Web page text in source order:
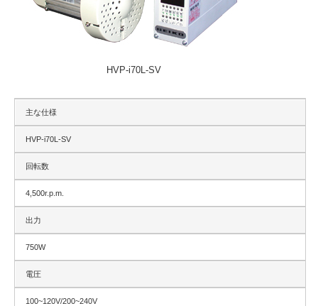
HVP-i70L-SV
主な仕様
HVP-i70L-SV
回転数
4,500r.p.m.
出力
750W
電圧
100~120V/200~240V